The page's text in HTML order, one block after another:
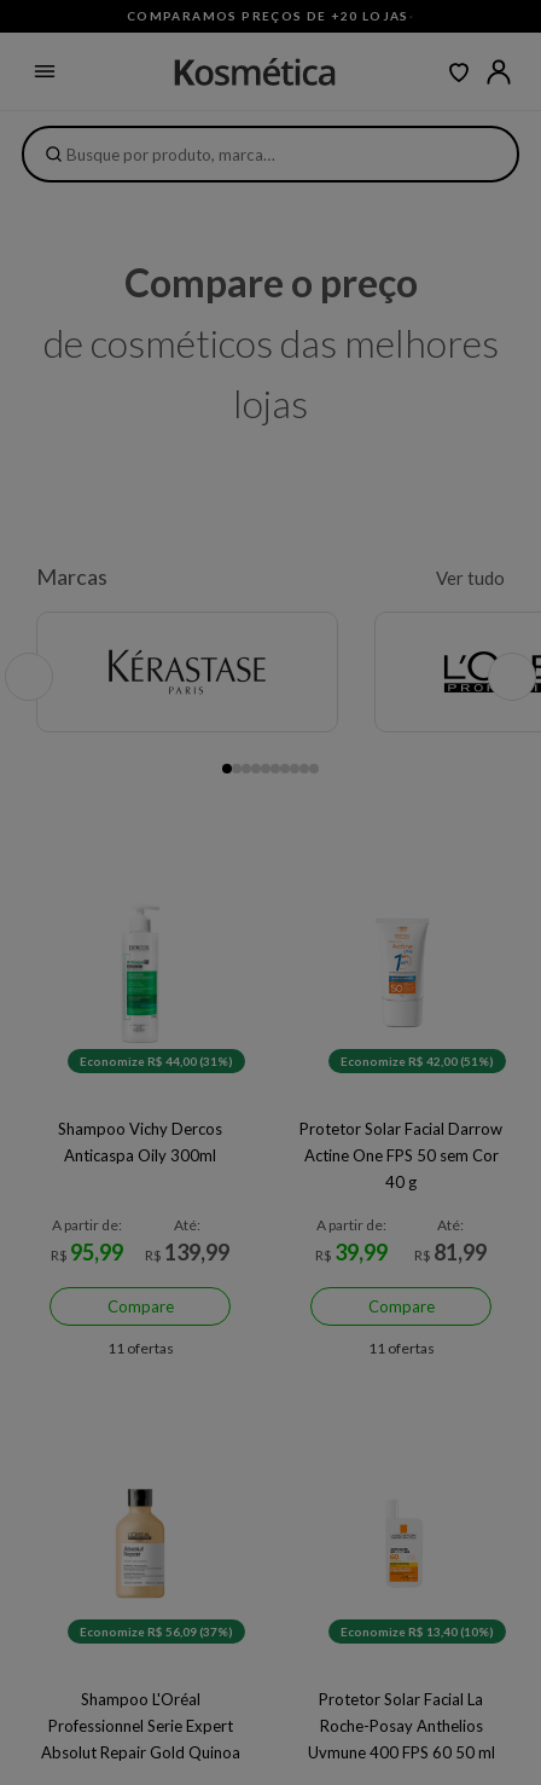
COMPARAMOS PREÇOS DE +20 LOJAS ·
Compare o preço
de cosméticos das melhores
lojas
Marcas Ver tudo
Economize R$ 44,00 (31%)
Shampoo Vichy Dercos
Anticaspa Oily 300ml
A partir de:
R$ 95,99
Até:
R$ 139,99
Compare
11 ofertas
Economize R$ 42,00 (51%)
Protetor Solar Facial Darrow
Actine One FPS 50 sem Cor
40 g
A partir de:
R$ 39,99
Até:
R$ 81,99
Compare
11 ofertas
Economize R$ 56,09 (37%)
Shampoo L'Oréal
Professionnel Serie Expert
Absolut Repair Gold Quinoa
Economize R$ 13,40 (10%)
Protetor Solar Facial La
Roche-Posay Anthelios
Uvmune 400 FPS 60 50 ml